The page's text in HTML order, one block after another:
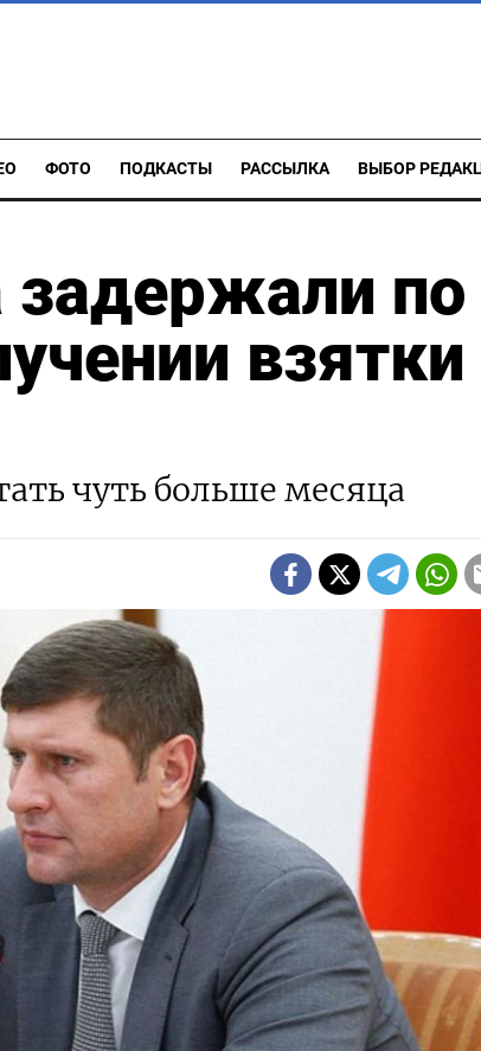
ФОТО ПОДКАСТЫ РАССЫЛКА ВЫБОР
по
взятки
чуть больше месяца